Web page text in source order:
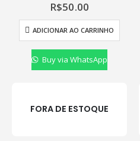
de 5
R$50.00
ADICIONAR AO CARRINHO
Buy via WhatsApp
FORA DE ESTOQUE